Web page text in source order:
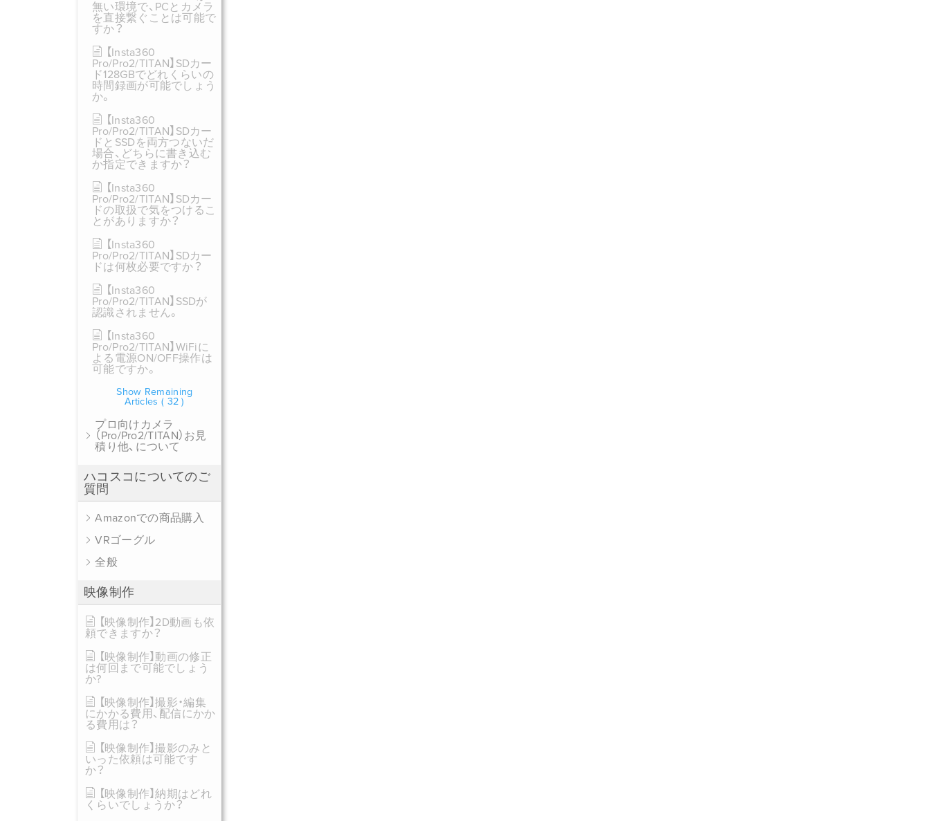
無い環境で、PCとカメラ
を直接繋ぐことは可能で
すか？
【Insta360
Pro/Pro2/TITAN】SDカー
ド128GBでどれくらいの
時間録画が可能でしょう
か。
【Insta360
Pro/Pro2/TITAN】SDカー
ドとSSDを両方つないだ
場合、どちらに書き込む
か指定できますか？
【Insta360
Pro/Pro2/TITAN】SDカー
ドの取扱で気をつけるこ
とがありますか？
【Insta360
Pro/Pro2/TITAN】SDカー
ドは何枚必要ですか？
【Insta360
Pro/Pro2/TITAN】SSDが
認識されません。
【Insta360
Pro/Pro2/TITAN】WiFiに
よる電源ON/OFF操作は
可能ですか。
Show Remaining
Articles ( 32 )
プロ向けカメラ
（Pro/Pro2/TITAN）お見
積り他、について
ハコスコについてのご
質問
Amazonでの商品購入
VRゴーグル
全般
映像制作
【映像制作】2D動画も依
頼できますか？
【映像制作】動画の修正
は何回まで可能でしょう
か?
【映像制作】撮影・編集
にかかる費用、配信にかか
る費用は？
【映像制作】撮影のみと
いった依頼は可能です
か？
【映像制作】納期はどれ
くらいでしょうか？